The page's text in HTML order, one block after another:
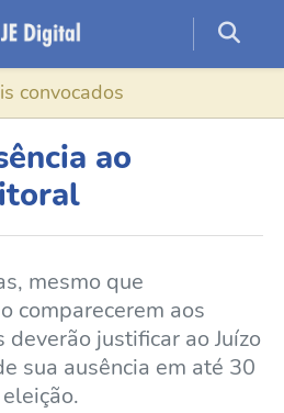
convocados
ao
mesmo que
comparecerem aos
justificar ao Juízo
sua ausência em até 30